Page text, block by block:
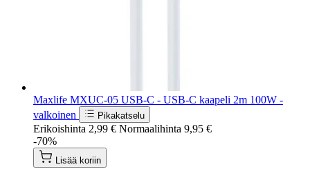
Maxlife MXUC-05 USB-C - USB-C kaapeli 2m 100W -
valkoinen
Pikakatselu
Erikoishinta 2,99 € Normaalihinta 9,95 €
-70%
Lisää koriin